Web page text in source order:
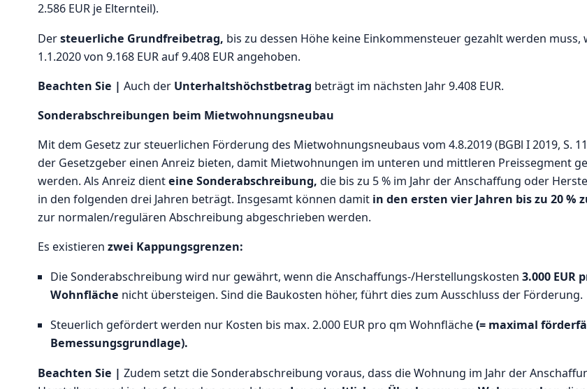
2.586 EUR je Elternteil).
Dersteuerliche Grundfreibetrag, bis zu dessen Höhe keine Einkommensteuer gezahlt werden muss,
1.1.2020 von 9.168 EUR auf 9.408 EUR angehoben.
Beachten Sie | Auch der Unterhaltshöchstbetrag beträgt im nächsten Jahr 9.408 EUR.
Sonderabschreibungen beim Mietwohnungsneubau
Mit dem Gesetz zur steuerlichen Förderung des Mietwohnungsneubaus vom 4.8.2019 (BGBl I 2019, S.
der Gesetzgeber einen Anreiz bieten, damit Mietwohnungen im unteren und mittleren Preissegment
werden. Als Anreiz dienteine Sonderabschreibung, die bis zu 5 % im Jahr der Anschaffung oder
in den folgenden drei Jahren beträgt. Insgesamt können damit in den ersten vier Jahren bis zu 20 %
zur normalen/regulären Abschreibung abgeschrieben werden.
Es existieren zwei Kappungsgrenzen:
Die Sonderabschreibung wird nur gewährt, wenn die Anschaffungs-/Herstellungskosten 3.000 EUR
Wohnfläche nicht übersteigen. Sind die Baukosten höher, führt dies zum Ausschluss der Förderung.
Steuerlich gefördert werden nur Kosten bis max. 2.000 EUR pro qm Wohnfläche(= maximal
Bemessungsgrundlage).
Beachten Sie | Zudem setzt die Sonderabschreibung voraus, dass die Wohnung im Jahr der